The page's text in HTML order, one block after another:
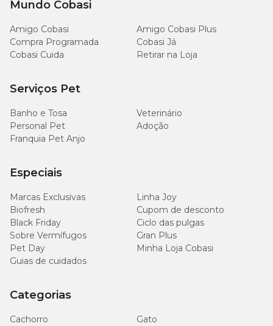
Mundo Cobasi
Amigo Cobasi
Amigo Cobasi Plus
Compra Programada
Cobasi Já
Cobasi Cuida
Retirar na Loja
Serviços Pet
Banho e Tosa
Veterinário
Personal Pet
Adoção
Franquia Pet Anjo
Especiais
Marcas Exclusivas
Linha Joy
Biofresh
Cupom de desconto
Black Friday
Ciclo das pulgas
Sobre Vermífugos
Gran Plus
Pet Day
Minha Loja Cobasi
Guias de cuidados
Categorias
Cachorro
Gato